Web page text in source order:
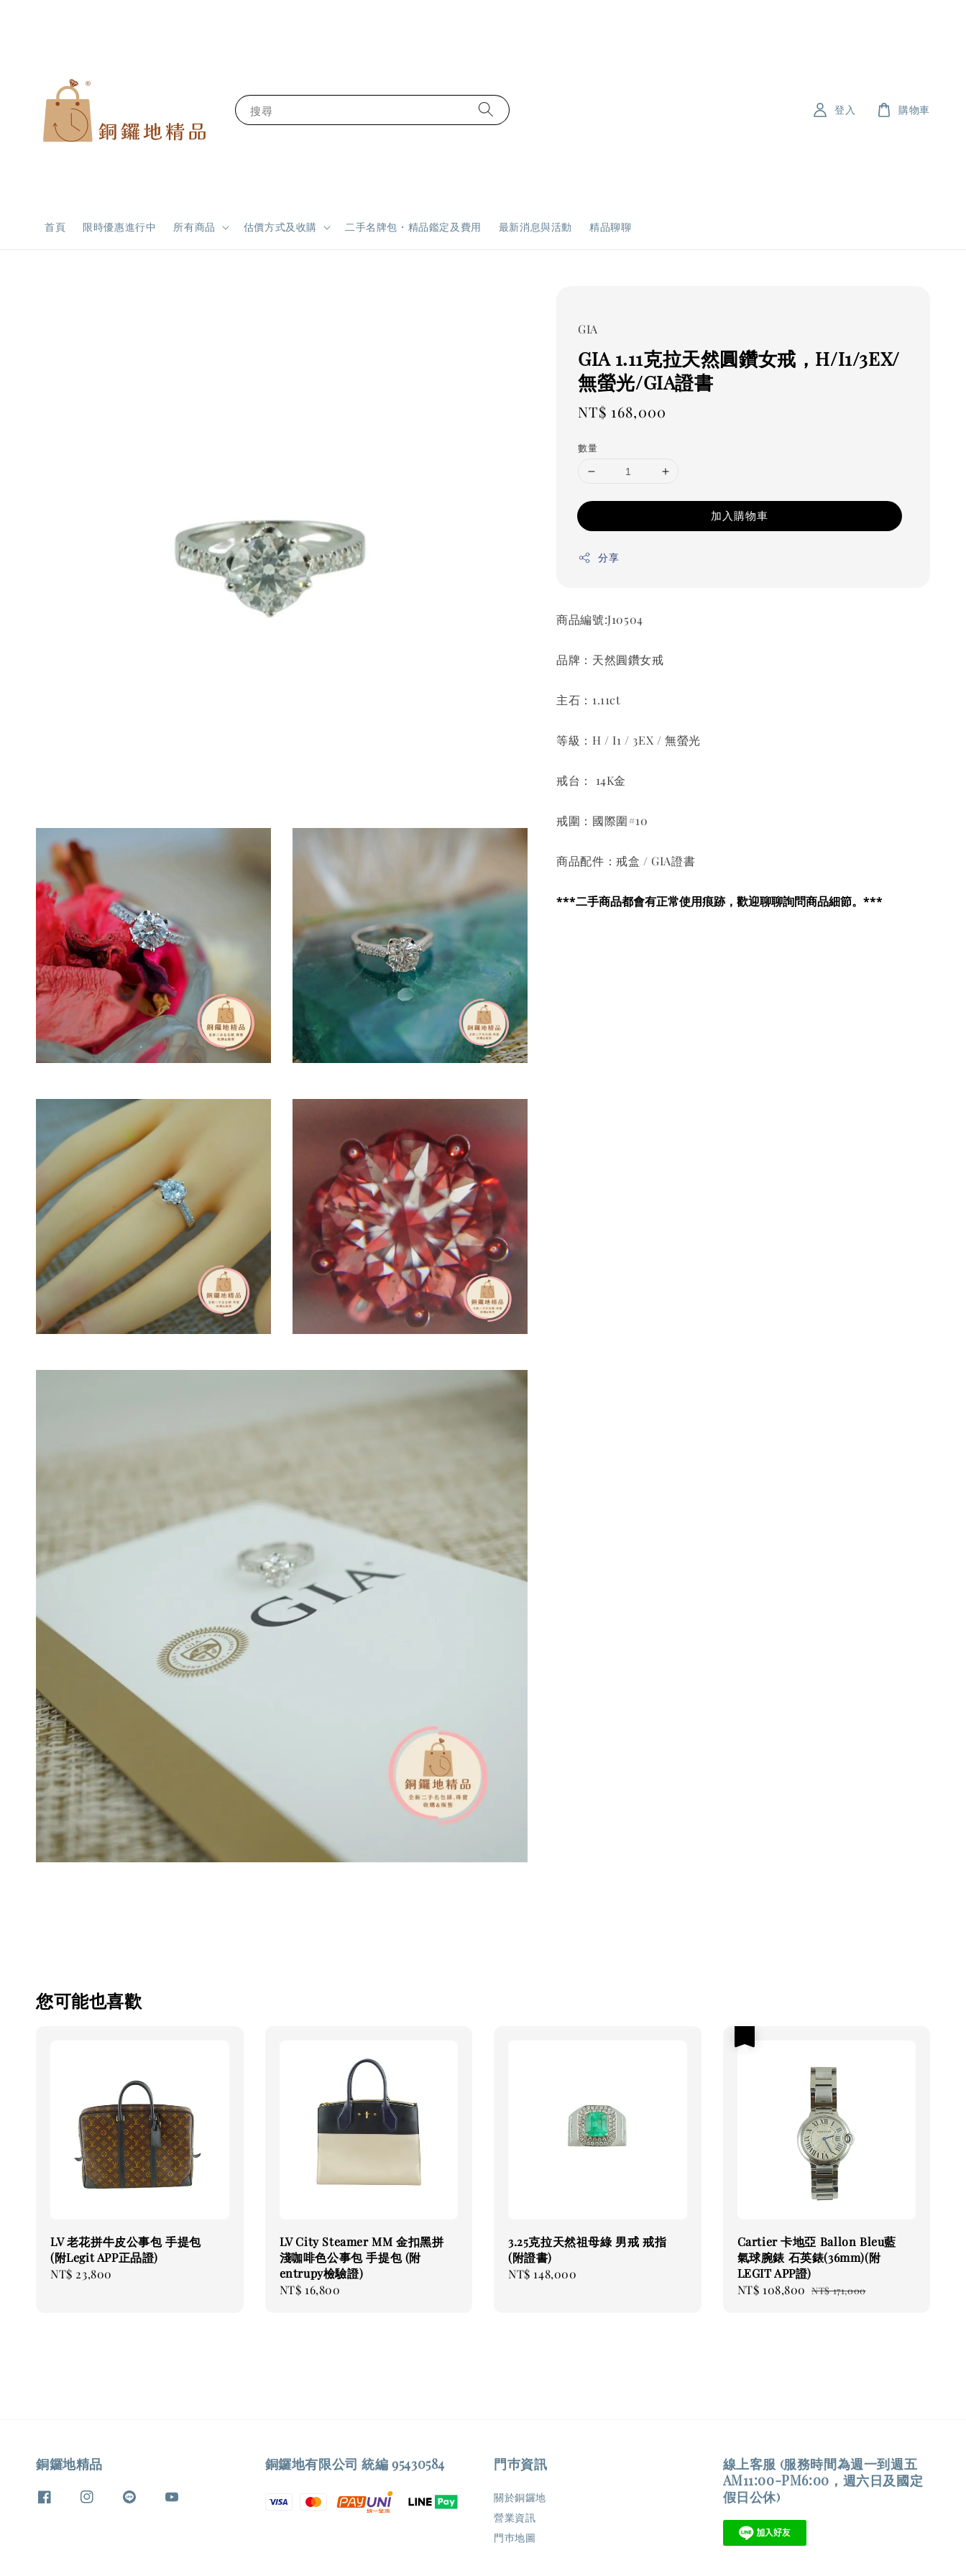
搜尋
首頁 限時優惠進行中 所有商品 估價方式及收購 二手名牌包・精品鑑定及費用 最新消息與活動 精品聊聊
登入 購物車
GIA
GIA 1.11克拉天然圓鑽女戒，H/I1/3EX/
無螢光/GIA證書
Regular
NT$ 168,000
數量
加入購物車
分享
商品編號:J10504
品牌：天然圓鑽女戒
主石：1.11ct
等級：H / I1 / 3EX / 無螢光
戒台： 14K金
戒圍：國際圍#10
商品配件：戒盒 / GIA證書
***二手商品都會有正常使用痕跡，歡迎聊聊詢問商品細節。***
您可能也喜歡
LV 老花拼牛皮公事包 手提包
(附Legit APP正品證)
Regular
NT$ 23,800
LV City Steamer MM 金扣黑拼
淺咖啡色公事包 手提包 (附
entrupy檢驗證)
Regular
NT$ 16,800
3.25克拉天然祖母綠 男戒 戒指
(附證書)
Regular
NT$ 148,000
Cartier 卡地亞 Ballon Bleu藍
氣球腕錶 石英錶(36mm)(附
LEGIT APP證)
Sale
NT$ 108,800 Regular
NT$ 171,000
銅鑼地精品 銅鑼地有限公司 統編 95430584 門巿資訊
關於銅鑼地
營業資訊
門巿地圖
線上客服 (服務時間為週一到週五
AM11:00-PM6:00，週六日及國定
假日公休)